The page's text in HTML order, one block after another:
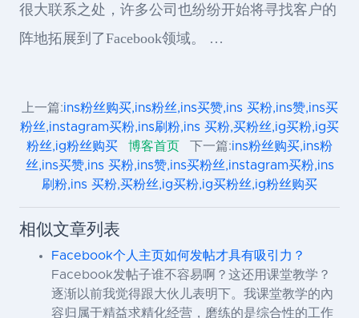
很大联系之处，许多公司也纷纷开始将寻找客户的
阵地拓展到了Facebook领域。 …
上一篇:ins粉丝购买,ins粉丝,ins买赞,ins 买粉,ins赞,ins买
粉丝,instagram买粉,ins刷粉,ins 买粉,买粉丝,ig买粉,ig买
粉丝,ig粉丝购买
博客首页 下一篇:ins粉丝购买,ins粉
丝,ins买赞,ins 买粉,ins赞,ins买粉丝,instagram买粉,ins
刷粉,ins 买粉,买粉丝,ig买粉,ig买粉丝,ig粉丝购买
相似文章列表
Facebook个人主页如何发帖才具有吸引力？
Facebook发帖子谁不容易啊？这还用课堂教学？
逐渐以前我觉得跟大伙儿表明下。我课堂教学的內
容归属于精益求精化经营，磨练的是综合性的工作